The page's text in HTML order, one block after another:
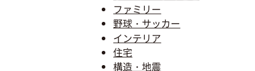
ファミリー
野球・サッカー
インテリア
住宅
構造・地震